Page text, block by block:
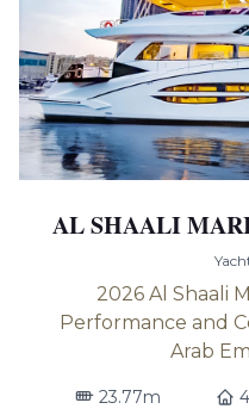
AL SHAALI
2026 Al Shaali
Performance and
Arab
23.77m